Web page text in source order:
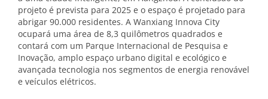
projeto é prevista para 2025 e o espaço é projetado para
abrigar 90.000 residentes. A Wanxiang Innova City
ocupará uma área de 8,3 quilômetros quadrados e
contará com um Parque Internacional de Pesquisa e
Inovação, amplo espaço urbano digital e ecológico e
avançada tecnologia nos segmentos de energia renovável
​​e veículos elétricos.